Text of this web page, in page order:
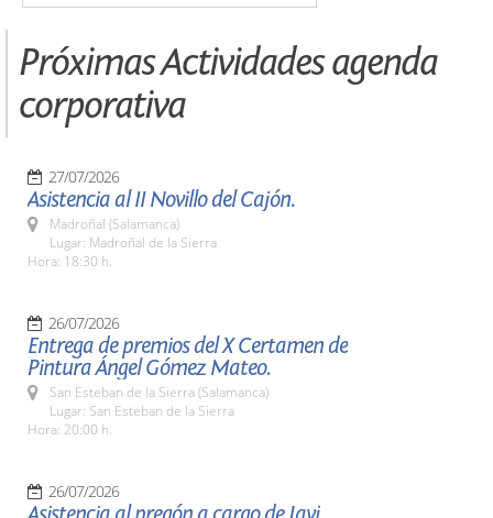
Próximas Actividades agenda
corporativa
27/07/2026
Asistencia al II Novillo del Cajón.
Madroñal (Salamanca)
Lugar: Madroñal de la Sierra
Hora: 18:30 h.
26/07/2026
Entrega de premios del X Certamen de
Pintura Ángel Gómez Mateo.
San Esteban de la Sierra (Salamanca)
Lugar: San Esteban de la Sierra
Hora: 20:00 h.
26/07/2026